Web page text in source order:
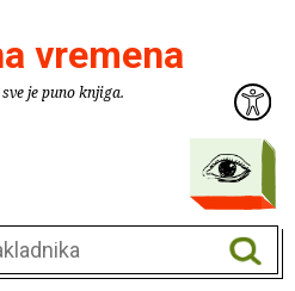
vremena
je puno knjiga.